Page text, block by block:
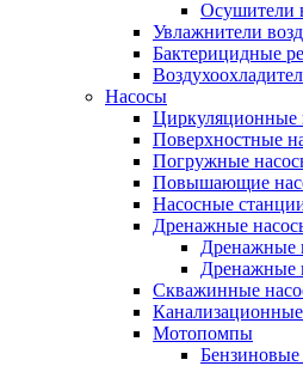
Осушители
Увлажнители
Бактерицидные
Насосы
Циркуляционные
Поверхностные
Погружные
Повышающие
Насосные
Дренажные
Дренажные
Дренажные
Скважинные
Мотопомпы